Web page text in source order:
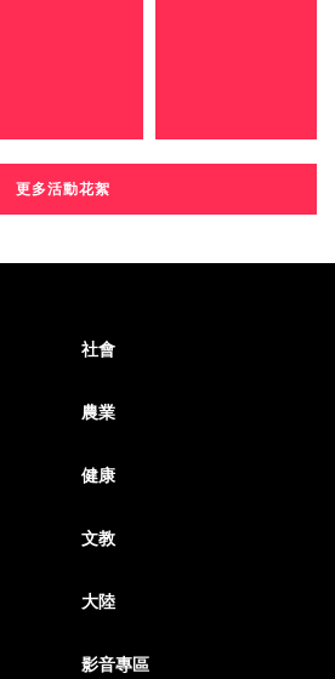
更多活動花絮
社會
農業
健康
文教
大陸
影音專區